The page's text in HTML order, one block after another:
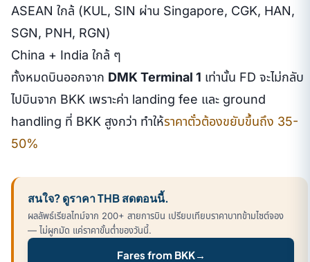
ASEAN ใกล้ (KUL, SIN ผ่าน Singapore, CGK, HAN,
SGN, PNH, RGN)
China + India ใกล้ ๆ
ทั้งหมดบินออกจาก DMK Terminal 1 เท่านั้น FD จะไม่กลับ
ไปบินจาก BKK เพราะค่า landing fee และ ground
handling ที่ BKK สูงกว่า ทำให้ราคาตั๋วต้องขยับขึ้นถึง 35-
50%
สนใจ? ดูราคา THB สดตอนนี้.
ผลลัพธ์เรียลไทม์จาก 200+ สายการบิน เปรียบเทียบราคาบาทข้ามไซต์จอง
— ไม่ผูกมัด แค่ราคาขั้นต่ำของวันนี้.
Fares from BKK→